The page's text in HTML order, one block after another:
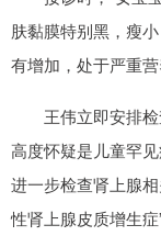
肤黏膜特别黑，瘦
有增加，处于严重
王伟立即安排检
高度怀疑是儿童罕
进一步检查肾上腺
性肾上腺皮质增生症”